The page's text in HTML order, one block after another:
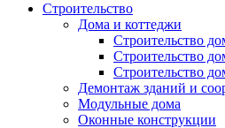
Строительство
Дома и коттеджи
Строительство
Строительство
Строительство
Демонтаж зданий и
Модульные дома
Оконные конструкции